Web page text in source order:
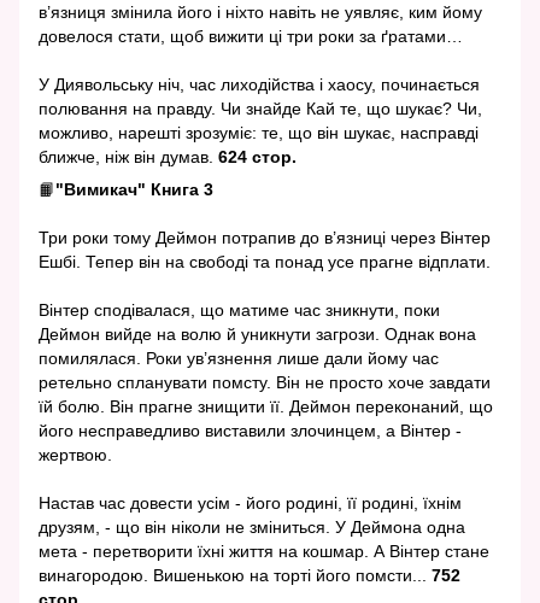
в’язниця змінила його і ніхто навіть не уявляє, ким йому
довелося стати, щоб вижити ці три роки за ґратами…
У Диявольську ніч, час лиходійства і хаосу, починається
полювання на правду. Чи знайде Кай те, що шукає? Чи,
можливо, нарешті зрозуміє: те, що він шукає, насправді
ближче, ніж він думав. 624 стор.
📙"Вимикач" Книга 3
Три роки тому Деймон потрапив до в’язниці через Вінтер
Ешбі. Тепер він на свободі та понад усе прагне відплати.
Вінтер сподівалася, що матиме час зникнути, поки
Деймон вийде на волю й уникнути загрози. Однак вона
помилялася. Роки ув’язнення лише дали йому час
ретельно спланувати помсту. Він не просто хоче завдати
їй болю. Він прагне знищити її. Деймон переконаний, що
його несправедливо виставили злочинцем, а Вінтер -
жертвою.
Настав час довести усім - його родині, її родині, їхнім
друзям, - що він ніколи не зміниться. У Деймона одна
мета - перетворити їхні життя на кошмар. А Вінтер стане
винагородою. Вишенькою на торті його помсти... 752